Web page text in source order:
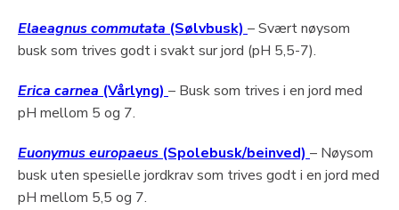
Elaeagnus commutata (Sølvbusk) – Svært nøysom
busk som trives godt i svakt sur jord (pH 5,5-7).
Erica carnea (Vårlyng) – Busk som trives i en jord med
pH mellom 5 og 7.
Euonymus europaeus (Spolebusk/beinved) – Nøysom
busk uten spesielle jordkrav som trives godt i en jord med
pH mellom 5,5 og 7.